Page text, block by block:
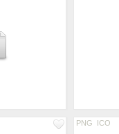
PNG ICO